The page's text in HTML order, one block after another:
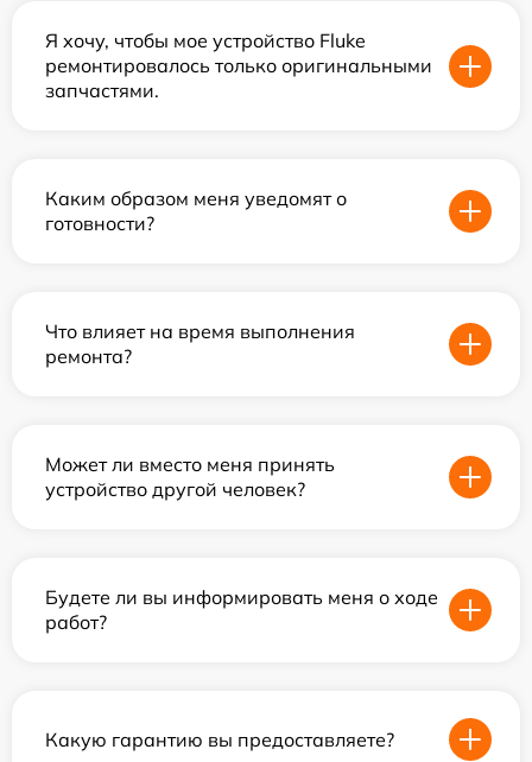
Я хочу, чтобы мое устройство Fluke
ремонтировалось только оригинальными
запчастями.
Каким образом меня уведомят о
готовности?
Что влияет на время выполнения
ремонта?
Может ли вместо меня принять
устройство другой человек?
Будете ли вы информировать меня о ходе
работ?
Какую гарантию вы предоставляете?